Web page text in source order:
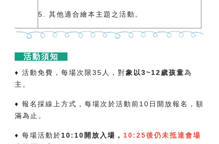
5. 其他適合繪本主題之活動。
活動須知
♦ 活動免費，每場次限35人，對象以3~12歲孩童為
主。
♦ 報名採線上方式，每場次於活動前10日開放報名，額
滿為止。
♦ 每場活動於10:10開放入場， 10:25後仍未抵達會場